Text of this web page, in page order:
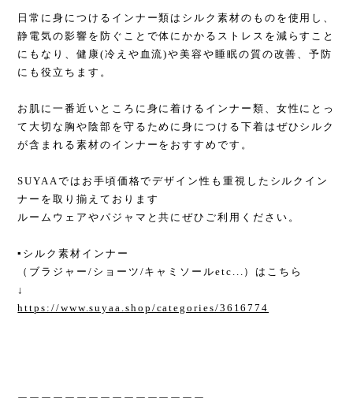
日常に身につけるインナー類はシルク素材のものを使用し、
静電気の影響を防ぐことで体にかかるストレスを減らすこと
にもなり、健康(冷えや血流)や美容や睡眠の質の改善、予防
にも役立ちます。
お肌に一番近いところに身に着けるインナー類、女性にとっ
て大切な胸や陰部を守るために身につける下着はぜひシルク
が含まれる素材のインナーをおすすめです。
SUYAAではお手頃価格でデザイン性も重視したシルクイン
ナーを取り揃えております
ルームウェアやパジャマと共にぜひご利用ください。
▪︎シルク素材インナー
（ブラジャー/ショーツ/キャミソールetc...）はこちら
↓
https://www.suyaa.shop/categories/3616774